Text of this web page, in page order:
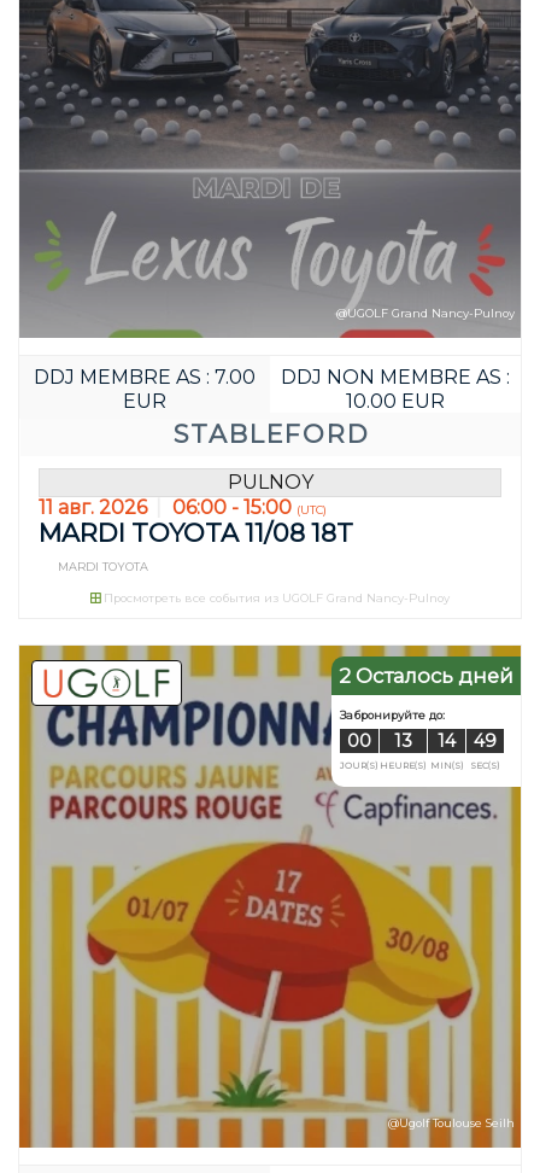
STABLEFORD
DDJ MEMBRE AS : 7.00
EUR
DDJ NON MEMBRE AS :
10.00 EUR
@UGOLF Grand Nancy-Pulnoy
PULNOY
11 авг. 2026
06:00 - 15:00 (UTC)
MARDI TOYOTA 11/08 18T
MARDI TOYOTA
Просмотреть все события из UGOLF Grand Nancy-Pulnoy
2 Осталось дней
@Ugolf Toulouse Seilh